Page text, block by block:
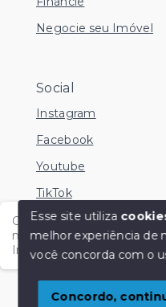
Negocie seu Imóvel
Social
Instagram
Facebook
Youtube
TikTok
© Copyright 2026 - KM
SITE PARA IMOBILIARIA
Olá me chamo Kamila e
momento para esclarecer
Independente do horário
Esse site utiliza
melhor experiência de
você concorda com o
Concordo,